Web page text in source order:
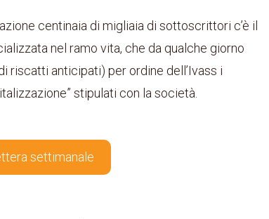
centinaia di migliaia di sottoscrittori c’è il
nel ramo vita, che da qualche giorno
riscatti anticipati) per ordine dell’Ivass i
stipulati con la società.
settimanale